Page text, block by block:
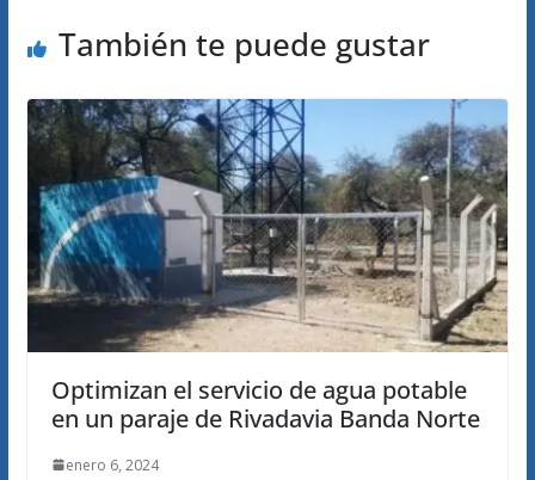
También te puede gustar
Optimizan el servicio de agua potable
en un paraje de Rivadavia Banda Norte
enero 6, 2024